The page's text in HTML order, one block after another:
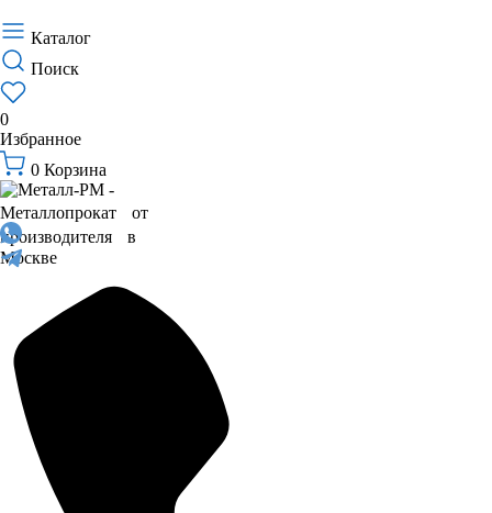
Каталог
Поиск
0
Избранное
0 Корзина